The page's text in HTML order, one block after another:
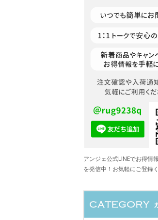
アンジェ公式LINEでお得情
を発信中！お気軽にご登録